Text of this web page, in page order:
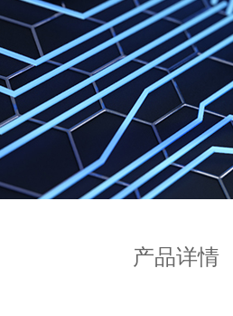
产品详情